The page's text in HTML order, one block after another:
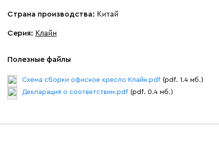
Страна производства: Китай
Серия: Клайн
Полезные файлы
Схема сборки офисное кресло Клайн.pdf (pdf. 1.4 мб.)
Декларация о соответствии.pdf (pdf. 0.4 мб.)